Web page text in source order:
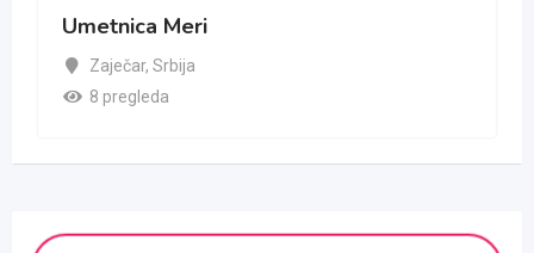
Umetnica Meri
Zaječar, Srbija
8 pregleda